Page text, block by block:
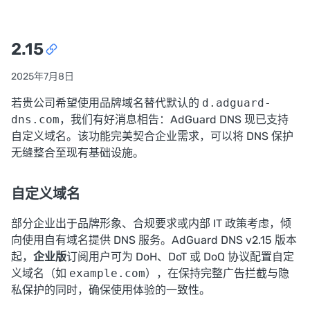
2.15
2025年7月8日
若贵公司希望使用品牌域名替代默认的 d.adguard-
dns.com，我们有好消息相告：AdGuard DNS 现已支持
自定义域名。该功能完美契合企业需求，可以将 DNS 保护
无缝整合至现有基础设施。
自定义域名
部分企业出于品牌形象、合规要求或内部 IT 政策考虑，倾
向使用自有域名提供 DNS 服务。AdGuard DNS v2.15 版本
起， 企业版订阅用户可为 DoH、DoT 或 DoQ 协议配置自定
义域名（如 example.com），在保持完整广告拦截与隐
私保护的同时，确保使用体验的一致性。